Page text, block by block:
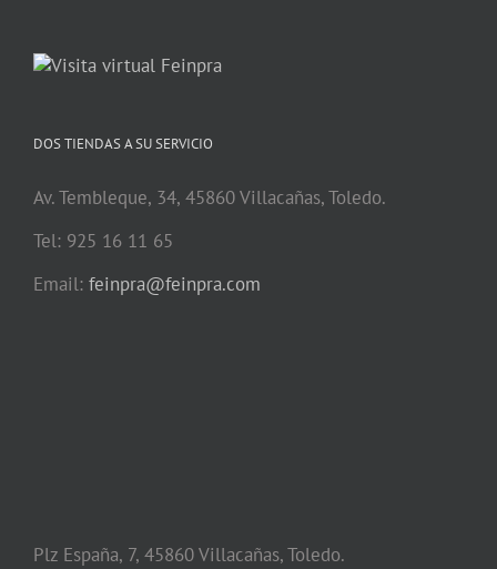
DOS TIENDAS A SU SERVICIO
Av. Tembleque, 34, 45860 Villacañas, Toledo.
Tel: 925 16 11 65
Email: feinpra@feinpra.com
Plz España, 7, 45860 Villacañas, Toledo.